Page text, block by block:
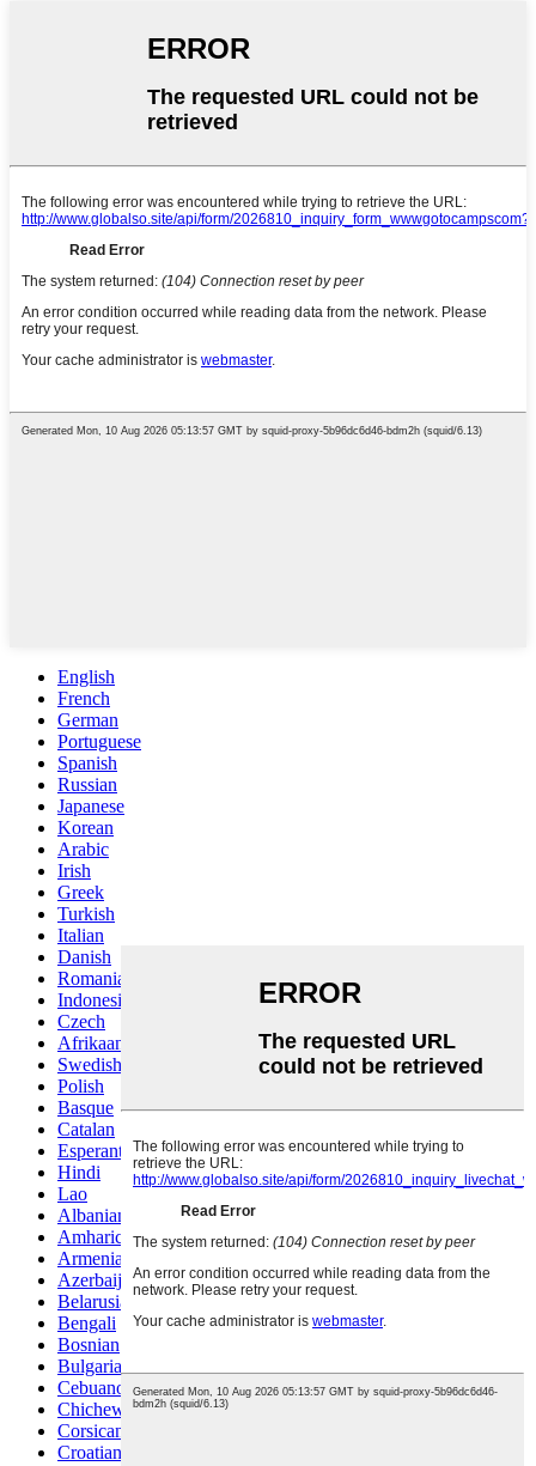
English
French
German
Portuguese
Spanish
Russian
Japanese
Korean
Arabic
Irish
Greek
Turkish
Italian
Danish
Romanian
Indonesian
Czech
Afrikaans
Swedish
Polish
Basque
Catalan
Esperanto
Hindi
Lao
Albanian
Amharic
Armenian
Azerbaijani
Belarusian
Bengali
Bosnian
Bulgarian
Cebuano
Chichewa
Corsican
Croatian